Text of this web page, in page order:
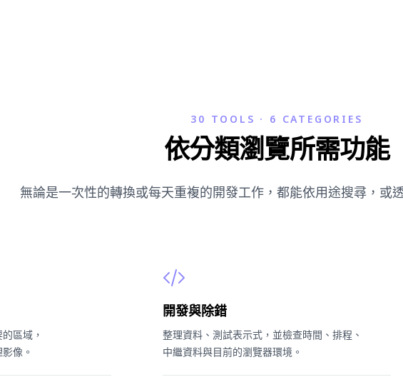
30 TOOLS · 6 CATEGORIES
依分類瀏覽所需功能
無論是一次性的轉換或每天重複的開發工作，都能依用途搜尋，或
區域，
像。
開發與除錯
整理資料、測試表示式，並檢查時間、排程、
中繼資料與目前的瀏覽器環境。